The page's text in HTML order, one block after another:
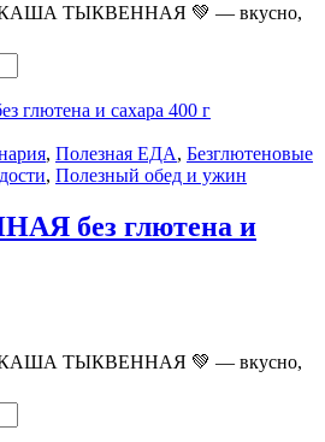
КАША ТЫКВЕННАЯ 💚 — вкусно,
, Полезная ЕДА, Безглютеновые
, Полезный обед и ужин
без глютена и
КАША ТЫКВЕННАЯ 💚 — вкусно,